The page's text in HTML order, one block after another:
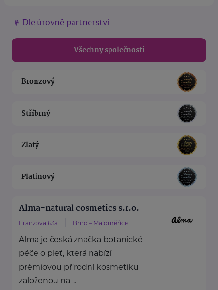
Dle úrovně partnerství
Všechny společnosti
Bronzový
Stříbrný
Zlatý
Platinový
Alma-natural cosmetics s.r.o.
Franzova 63a Brno – Maloměřice
Alma je česká značka botanické
péče o pleť, která nabízí
prémiovou přírodní kosmetiku
založenou na ...